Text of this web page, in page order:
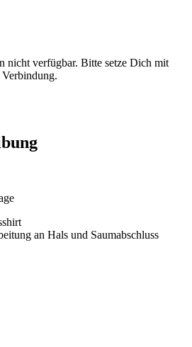
nicht verfügbar. Bitte setze Dich mit
an Hals und Saumabschluss